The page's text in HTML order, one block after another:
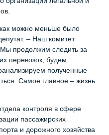
можно меньше было
– Наш комитет
продолжим следить за
перевозок, будем
полученные
Самое главное – жизнь
контроля в сфере
пассажирских
и дорожного хозяйства